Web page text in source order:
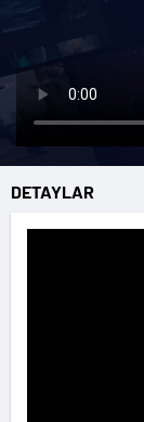
DETAYLAR